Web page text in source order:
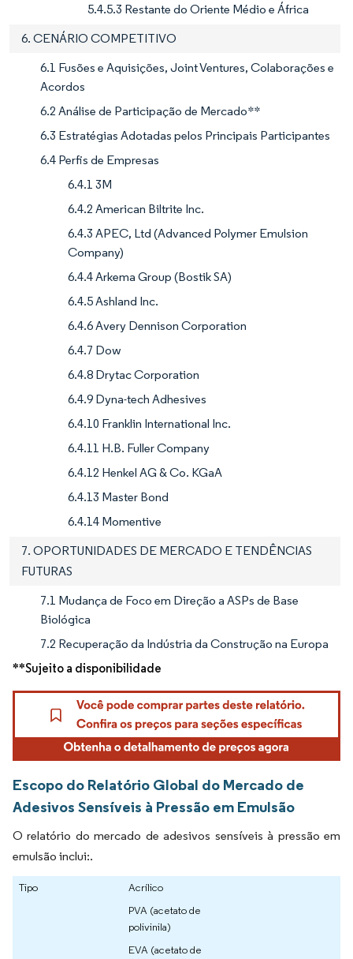
5.4.5.3 Restante do Oriente Médio e África
6. CENÁRIO COMPETITIVO
6.1 Fusões e Aquisições, Joint Ventures, Colaborações e
Acordos
6.2 Análise de Participação de Mercado**
6.3 Estratégias Adotadas pelos Principais Participantes
6.4 Perfis de Empresas
6.4.1 3M
6.4.2 American Biltrite Inc.
6.4.3 APEC, Ltd (Advanced Polymer Emulsion
Company)
6.4.4 Arkema Group (Bostik SA)
6.4.5 Ashland Inc.
6.4.6 Avery Dennison Corporation
6.4.7 Dow
6.4.8 Drytac Corporation
6.4.9 Dyna-tech Adhesives
6.4.10 Franklin International Inc.
6.4.11 H.B. Fuller Company
6.4.12 Henkel AG & Co. KGaA
6.4.13 Master Bond
6.4.14 Momentive
7. OPORTUNIDADES DE MERCADO E TENDÊNCIAS
FUTURAS
7.1 Mudança de Foco em Direção a ASPs de Base
Biológica
7.2 Recuperação da Indústria da Construção na Europa
**Sujeito a disponibilidade
Escopo do Relatório Global do Mercado de
Adesivos Sensíveis à Pressão em Emulsão
O relatório do mercado de adesivos sensíveis à pressão em
emulsão inclui:.
Tipo
Acrílico
PVA (acetato de
polivinila)
EVA (acetato de